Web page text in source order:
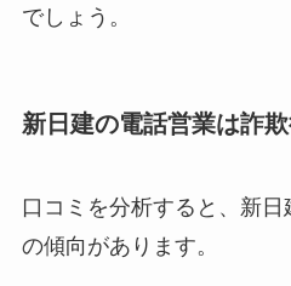
でしょう。
新日建の電話営業は詐
口コミを分析すると、新
の傾向があります。